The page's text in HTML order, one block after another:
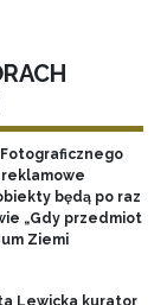
będą po raz
„Gdy przedmiot
Ziemi
Lewicka kurator